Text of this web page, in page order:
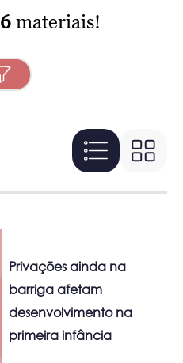
6 materiais!
Privações ainda na
barriga afetam
desenvolvimento na
primeira infância